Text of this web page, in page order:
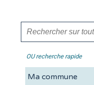
OU recherche rapide